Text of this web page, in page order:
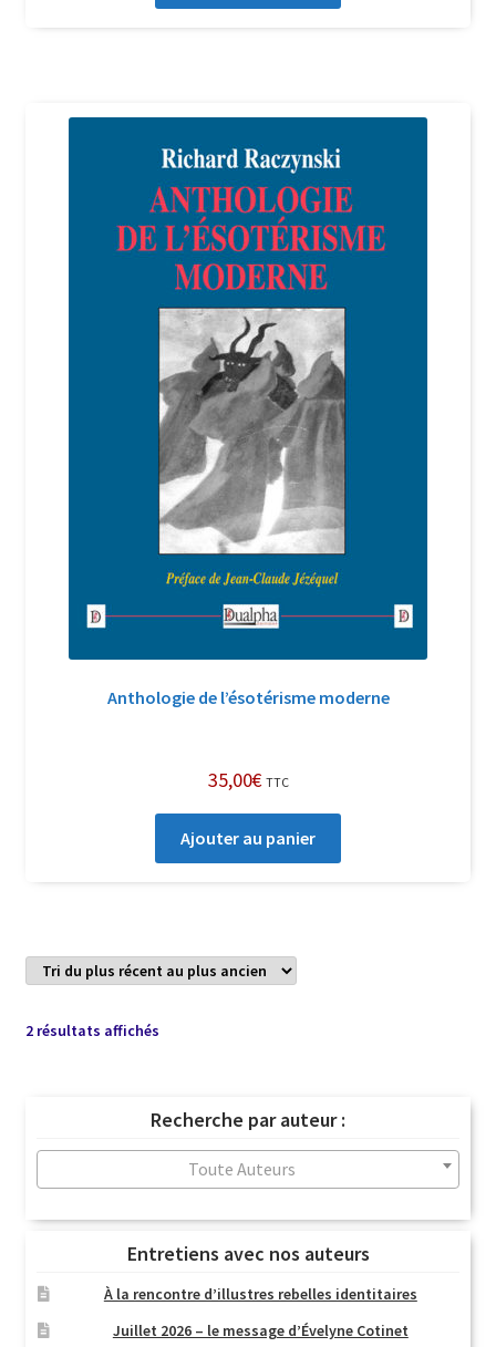
Anthologie de l’ésotérisme moderne
35,00€ TTC
Ajouter au panier
2 résultats affichésTrié
au
plus
ancien
Recherche par auteur :
Toute Auteurs
Entretiens avec nos auteurs
À la rencontre d’illustres rebelles identitaires
Juillet 2026 – le message d’Évelyne Cotinet